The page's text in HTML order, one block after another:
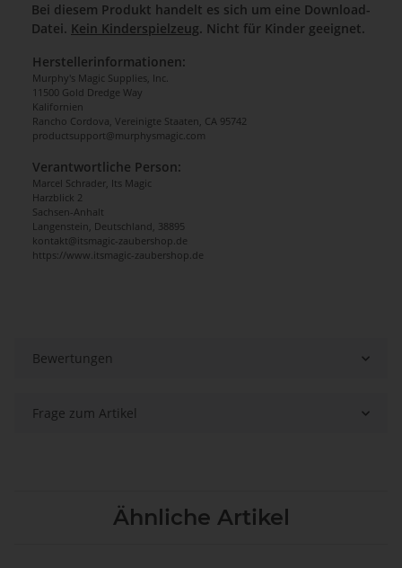
Bei diesem Produkt handelt es sich um eine Download-
Datei. Kein Kinderspielzeug. Nicht für Kinder geeignet.
Herstellerinformationen:
Murphy's Magic Supplies, Inc.
11500 Gold Dredge Way
Kalifornien
Rancho Cordova, Vereinigte Staaten, CA 95742
productsupport@murphysmagic.com
Verantwortliche Person:
Marcel Schrader, Its Magic
Harzblick 2
Sachsen-Anhalt
Langenstein, Deutschland, 38895
kontakt@itsmagic-zaubershop.de
https://www.itsmagic-zaubershop.de
Bewertungen
Frage zum Artikel
Ähnliche Artikel